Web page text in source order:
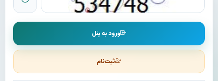
ورود به پنل
ثبت‌نام